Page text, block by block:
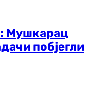
Мушкарац
побјегли